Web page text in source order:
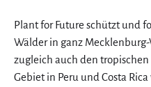
Plant for Future schützt und
Wälder in ganz
zugleich auch den
Gebiet in Peru und Costa